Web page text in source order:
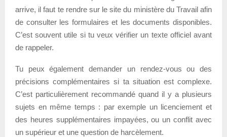
arrive, il faut te rendre sur le site du ministère du Travail afin
de consulter les formulaires et les documents disponibles.
C’est souvent utile si tu veux vérifier un texte officiel avant
de rappeler.
Tu peux également demander un rendez-vous ou des
précisions complémentaires si ta situation est complexe.
C’est particulièrement recommandé quand il y a plusieurs
sujets en même temps : par exemple un licenciement et
des heures supplémentaires impayées, ou un conflit avec
un supérieur et une question de harcèlement.